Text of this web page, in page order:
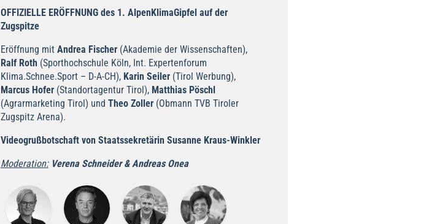
OFFIZIELLE ERÖFFNUNG des 1. AlpenKlimaGipfel auf der
Zugspitze
Eröffnung mitAndrea Fischer(Akademie der Wissenschaften),
Ralf Roth (Sporthochschule Köln, Int. Expertenforum
Klima.Schnee.Sport – D-A-CH), Karin Seiler(Tirol Werbung),
Marcus Hofer(Standortagentur Tirol), Matthias Pöschl
(Agrarmarketing Tirol) und Theo Zoller(Obmann TVB Tiroler
Zugspitz Arena).
Videogrußbotschaft von Staatssekretärin Susanne Kraus-Winkler
Moderation:Verena Schneider & Andreas Onea